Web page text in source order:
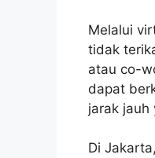
Melalui
tidak
atau co-
dapat
jarak jauh
Di